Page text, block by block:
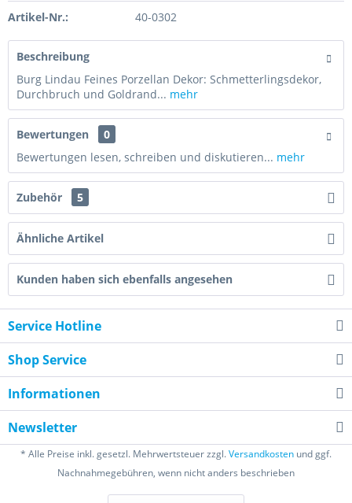
Artikel-Nr.: 40-0302
Beschreibung
Burg Lindau Feines Porzellan Dekor: Schmetterlingsdekor,
Durchbruch und Goldrand... mehr
Bewertungen
0
Bewertungen lesen, schreiben und diskutieren... mehr
Zubehör 5
Ähnliche Artikel
Kunden haben sich ebenfalls angesehen
Service Hotline
Shop Service
Informationen
Newsletter
* Alle Preise inkl. gesetzl. Mehrwertsteuer zzgl.Versandkosten und ggf.
Nachnahmegebühren, wenn nicht anders beschrieben